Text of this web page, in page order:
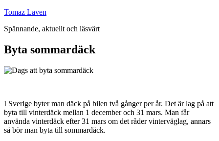
Hoppa
innehåll
Tomaz Laven
Spännande, aktuellt och läsvärt
Byta sommardäck
I Sverige byter man däck på bilen två gånger per år. Det är lag på att
byta till vinterdäck mellan 1 december och 31 mars. Man får
använda vinterdäck efter 31 mars om det råder vinterväglag, annars
så bör man byta till sommardäck.